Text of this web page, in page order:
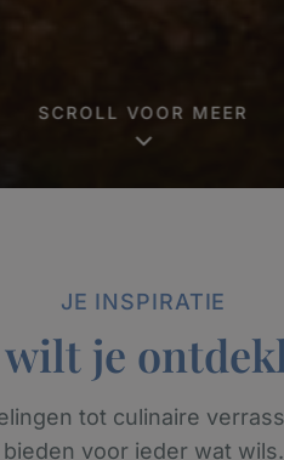
SCROLL VOOR MEER
JE INSPIRATIE
je
tot culinaire
bieden voor ieder wat wils.